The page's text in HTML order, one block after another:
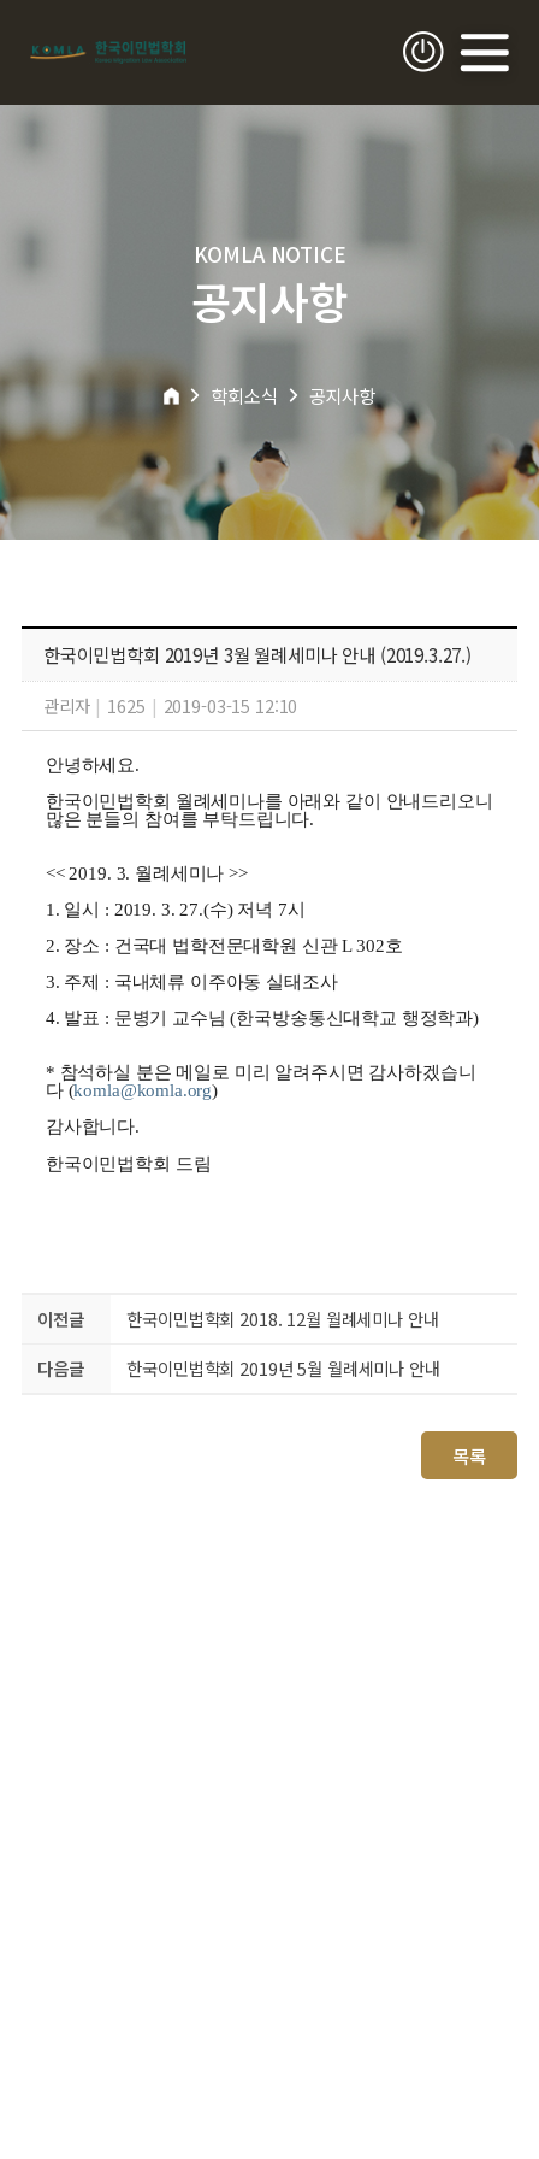
KOMLA NOTICE
공지사항
학회소식 공지사항
한국이민법학회 2019년 3월 월례세미나 안내 (2019.3.27.)
관리자 | 1625 | 2019-03-15 12:10
안녕하세요.
한국이민법학회 월례세미나를 아래와 같이 안내드리오니
많은 분들의 참여를 부탁드립니다.
<< 2019. 3. 월례세미나 >>
1. 일시 : 2019. 3. 27.(수) 저녁 7시
2. 장소 : 건국대 법학전문대학원 신관 L 302호
3. 주제 : 국내체류 이주아동 실태조사
4. 발표 : 문병기 교수님 (한국방송통신대학교 행정학과)
* 참석하실 분은 메일로 미리 알려주시면 감사하겠습니
다 (komla@komla.org)
감사합니다.
한국이민법학회 드림
이전글
한국이민법학회 2018. 12월 월례세미나 안내
다음글
한국이민법학회 2019년 5월 월례세미나 안내
목록